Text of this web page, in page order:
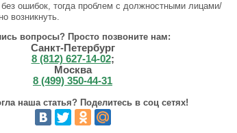
без ошибок, тогда проблем с должностными лицами/
возникнуть.
вопросы? Просто позвоните нам:
Санкт-Петербург
8 (812) 627-14-02;
Москва
8 (499) 350-44-31
наша статья? Поделитесь в соц сетях!